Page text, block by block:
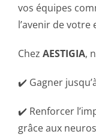
vos équipes
l’avenir de votre
Chez AESTIGIA,
✔️ Gagner
✔️ Renforcer
grâce aux